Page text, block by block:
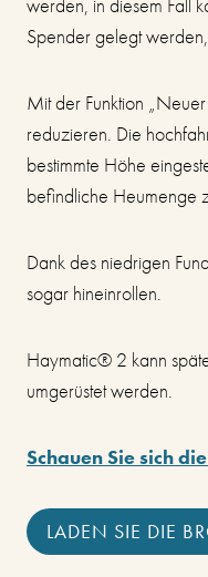
Spender gelegt
Mit der Funktion
reduzieren. Die
bestimmte Höhe
befindliche Heumenge
Dank des niedrigen
sogar hineinrollen.
Haymatic® 2 kann
umgerüstet werden.
Schauen Sie sich
LADEN SIE DIE